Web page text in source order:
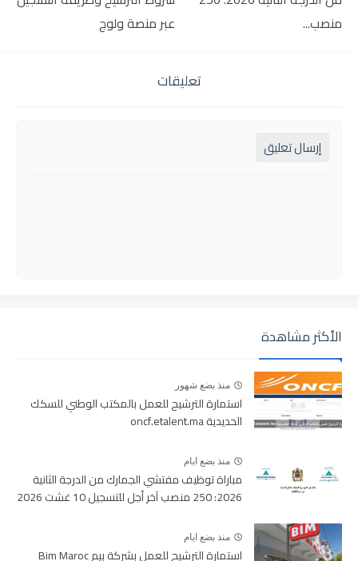
منصب...
عبر منصة ولوج
تعليقات
إرسال تعليق
الأكثر مشاهدة
منذ بضع شهور
استمارة الترشيح للعمل بالمكتب الوطني للسكك
الحديدية oncf.etalent.ma
منذ بضع ايام
مباراة توظيف مفتشي الجمارك من الدرجة الثانية
2026: 250 منصب آخر أجل للتسجيل 10 غشت 2026
منذ بضع ايام
استمارة الترشيح للعمل بشركة بيم Bim Maroc